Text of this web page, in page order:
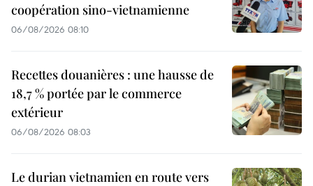
coopération sino-vietnamienne
06/08/2026 08:10
Recettes douanières : une hausse de
18,7 % portée par le commerce
extérieur
06/08/2026 08:03
Le durian vietnamien en route vers